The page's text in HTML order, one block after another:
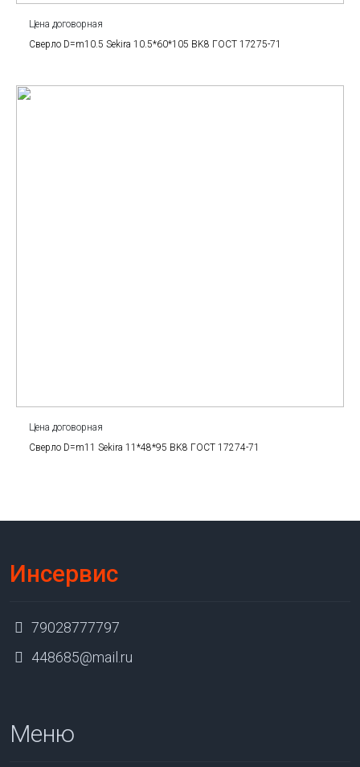
Цена договорная
Сверло D=m10.5 Sekira 10.5*60*105 BK8 ГОСТ 17275-71
Цена договорная
Сверло D=m11 Sekira 11*48*95 BK8 ГОСТ 17274-71
Инсервис
79028777797
448685@mail.ru
Меню